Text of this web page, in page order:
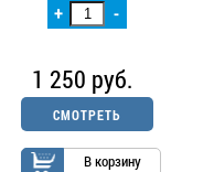
+ -
1 250 руб.
СМОТРЕТЬ
В корзину